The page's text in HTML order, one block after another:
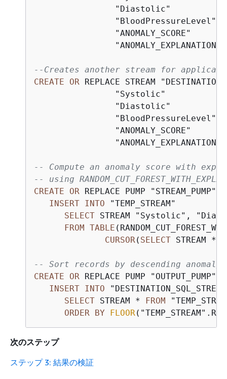
CREATE OR REPLACE STREAM
-- Compute an anomaly score with
-- using
CREATE
OR REPLACE PUMP "STREAM_PUMP"
INSERT INTO "TEMP_STREAM"
SELECT STREAM "Systolic",
FROM TABLE
CURSOR( SELECT STREAM *
-- Sort records by descending
CREATE
OR REPLACE PUMP "OUTPUT_PUMP"
INSERT INTO
SELECT STREAM * FROM
ORDER BY FLOOR
次のステップ
ステップ 3: 結果の検証